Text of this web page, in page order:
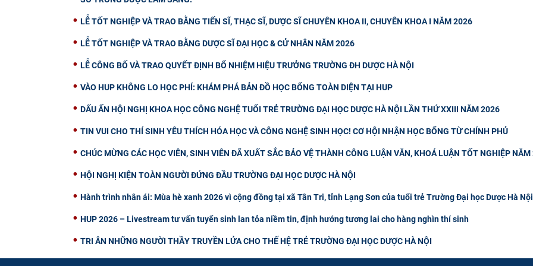
LỄ TỐT NGHIỆP VÀ TRAO BẰNG TIẾN SĨ, THẠC SĨ, DƯỢC SĨ CHUYÊN KHOA II, CHUYÊN KHOA I NĂM 2026
LỄ TỐT NGHIỆP VÀ TRAO BẰNG DƯỢC SĨ ĐẠI HỌC & CỬ NHÂN NĂM 2026
LỄ CÔNG BỐ VÀ TRAO QUYẾT ĐỊNH BỔ NHIỆM HIỆU TRƯỞNG TRƯỜNG ĐH DƯỢC HÀ NỘI
VÀO HUP KHÔNG LO HỌC PHÍ: KHÁM PHÁ BẢN ĐỒ HỌC BỔNG TOÀN DIỆN TẠI HUP
DẤU ẤN HỘI NGHỊ KHOA HỌC CÔNG NGHỆ TUỔI TRẺ TRƯỜNG ĐẠI HỌC DƯỢC HÀ NỘI LẦN THỨ XXIII NĂM 2026
TIN VUI CHO THÍ SINH YÊU THÍCH HÓA HỌC VÀ CÔNG NGHỆ SINH HỌC! CƠ HỘI NHẬN HỌC BỔNG TỪ CHÍNH PHỦ
CHÚC MỪNG CÁC HỌC VIÊN, SINH VIÊN ĐÃ XUẤT SẮC BẢO VỆ THÀNH CÔNG LUẬN VĂN, KHOÁ LUẬN TỐT NGHIỆP
HỘI NGHỊ KIỆN TOÀN NGƯỜI ĐỨNG ĐẦU TRƯỜNG ĐẠI HỌC DƯỢC HÀ NỘI
Hành trình nhân ái: Mùa hè xanh 2026 vì cộng đồng tại xã Tân Tri, tỉnh Lạng Sơn của tuổi trẻ Trường Đại học Dược Hà Nội
HUP 2026 – Livestream tư vấn tuyển sinh lan tỏa niềm tin, định hướng tương lai cho hàng nghìn thí sinh
TRI ÂN NHỮNG NGƯỜI THẦY TRUYỀN LỬA CHO THẾ HỆ TRẺ TRƯỜNG ĐẠI HỌC DƯỢC HÀ NỘI